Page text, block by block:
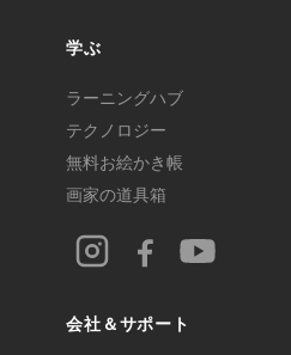
学ぶ
ラーニングハブ
テクノロジー
無料お絵かき帳
画家の道具箱
会社＆サポート